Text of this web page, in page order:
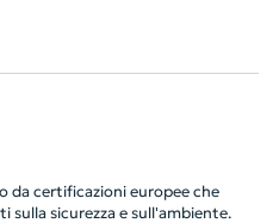
da certificazioni europee che
sicurezza e sull'ambiente.